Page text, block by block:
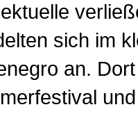
sich im
an.